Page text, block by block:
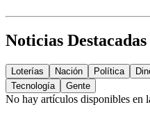
Noticias Destacadas
Loterías Nación Política
Tecnología
Gente
No hay artículos disponibles en